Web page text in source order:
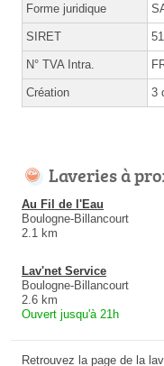
Forme juridique
SIRET
N° TVA Intra.
Création 3
Laveries à
Au Fil de l'Eau
Boulogne-Billancourt
2.1 km
Lav'net Service
Boulogne-Billancourt
2.6 km
Ouvert jusqu'à 21h
Retrouvez la page de la